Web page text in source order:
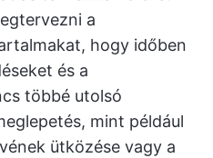
a
hogy időben
és a
többé utolsó
mint például
ütközése vagy a